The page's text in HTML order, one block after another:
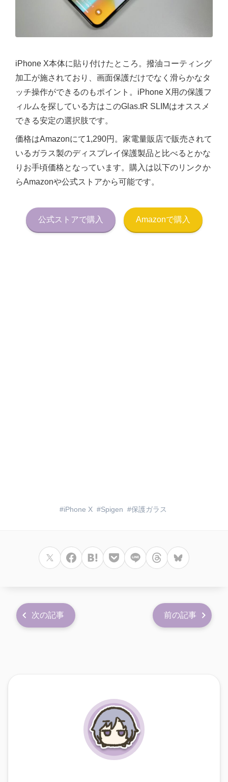
iPhone X本体に貼り付けたところ。撥油コーティング
加工が施されており、画面保護だけでなく滑らかなタ
ッチ操作ができるのもポイント。iPhone X用の保護フ
ィルムを探している方はこのGlas.tR SLIMはオススメ
できる安定の選択肢です。
価格はAmazonにて1,290円。家電量販店で販売されて
いるガラス製のディスプレイ保護製品と比べるとかな
りお手頃価格となっています。購入は以下のリンクか
らAmazonや公式ストアから可能です。
公式ストアで購入 Amazonで購入
iPhone X Spigen 保護ガラス
次の記事 前の記事